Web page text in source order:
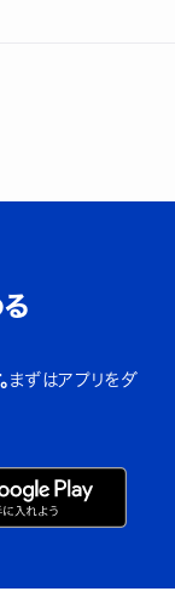
まずはアプリをダ